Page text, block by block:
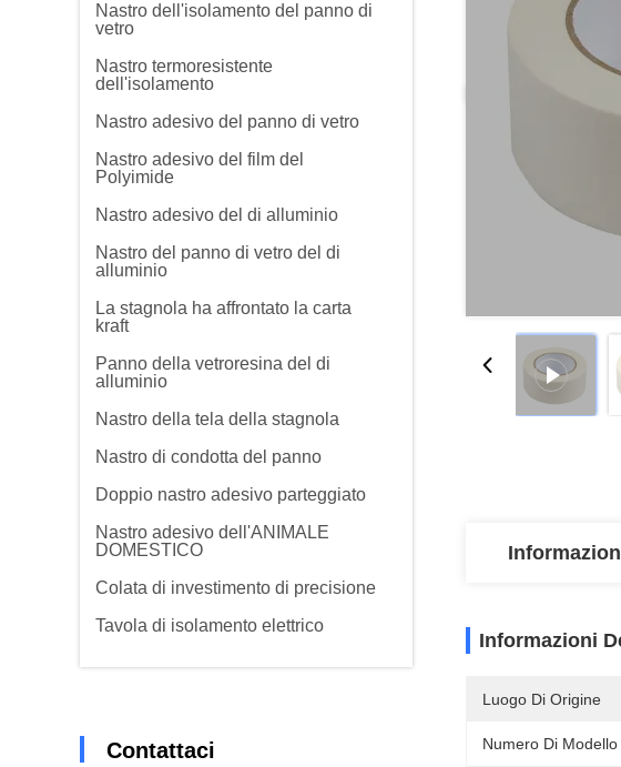
Nastro dell'isolamento del panno di
vetro
Nastro termoresistente
dell'isolamento
Nastro adesivo del panno di vetro
Nastro adesivo del film del
Polyimide
Nastro adesivo del di alluminio
Nastro del panno di vetro del di
alluminio
La stagnola ha affrontato la carta
kraft
Panno della vetroresina del di
alluminio
Nastro della tela della stagnola
Nastro di condotta del panno
Doppio nastro adesivo parteggiato
Nastro adesivo dell'ANIMALE
DOMESTICO
Colata di investimento di precisione
Tavola di isolamento elettrico
Contattaci
Informazioni
Luogo Di Origine
Numero Di Modello